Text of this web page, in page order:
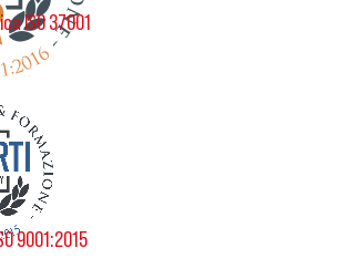
ISO 37001
9001:2015